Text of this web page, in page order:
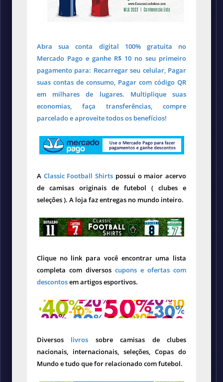
Abra sua conta digital 100% gratuita no
Mercado Pago e ganhe R$ 10 no seu primeiro
pagamento para: Recarregar seu celular, Pagar
suas contas de consumo, Pagar com código QR
em milhares de lugares. Multiplique suas
economias, faça transferências, compre
parcelado e aproveite todos os benefícios!
A Classic Football Shirts possui o maior acervo
de camisas originais de futebol ( clubes e
seleções ). A loja faz entregas no mundo inteiro.
Clique no link para você encontrar uma lista
completa com diversos cupons e ofertas com
descontosem artigos esportivos.
Diversos livros sobre camisas de clubes
nacionais, internacionais, seleções, Copas do
Mundo e tudo que for relacionado com futebol.